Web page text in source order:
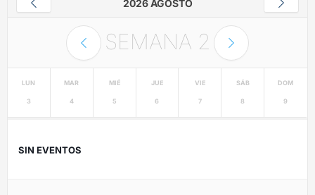
2026 AGOSTO
SEMANA 2
LUN
3
MAR
4
MIÉ
5
JUE
6
VIE
7
SÁB
8
DOM
9
SIN EVENTOS